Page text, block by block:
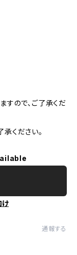
すので、ご了承くだ
ください。
け
通報する